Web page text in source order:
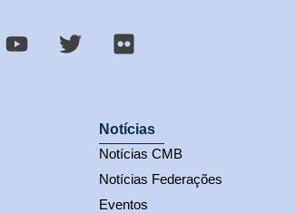
Notícias
Notícias CMB
Notícias Federações
Eventos